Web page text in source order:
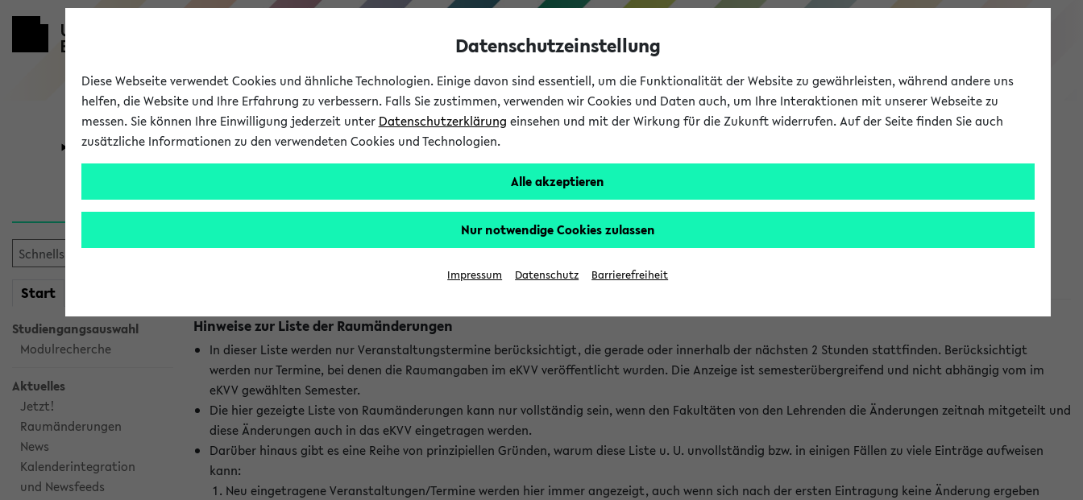
eKVV
Universität Forschung Studium
Start
Studiengangsauswahl
Modulrecherche
Aktuelles
Jetzt!
Raumänderungen
News
Kalenderintegration
und Newsfeeds
Raumänderungen
Hinweise zur Liste der Raumänderungen
In dieser Liste werden nur Veranstaltungstermine berücksichtigt, die gerade oder innerhalb der nächsten 2 Stunden stattfinden. Berücksichtigt
werden nur Termine, bei denen die Raumangaben im eKVV veröffentlicht wurden. Die Anzeige ist semesterübergreifend und nicht abhängig vom im
eKVV gewählten Semester.
Die hier gezeigte Liste von Raumänderungen kann nur vollständig sein, wenn den Fakultäten von den Lehrenden die Änderungen zeitnah mitgeteilt und
diese Änderungen auch in das eKVV eingetragen werden.
Darüber hinaus gibt es eine Reihe von prinzipiellen Gründen, warum diese Liste u. U. unvollständig bzw. in einigen Fällen zu viele Einträge aufweisen
kann:
Neu eingetragene Veranstaltungen/Termine werden hier immer angezeigt, auch wenn sich nach der ersten Eintragung keine Änderung ergeben
Datenschutzeinstellung
Diese Webseite verwendet Cookies und ähnliche Technologien. Einige davon sind essentiell, um die Funktionalität der Website zu gewährleisten, während andere uns
helfen, die Website und Ihre Erfahrung zu verbessern. Falls Sie zustimmen, verwenden wir Cookies und Daten auch, um Ihre Interaktionen mit unserer Webseite zu
messen. Sie können Ihre Einwilligung jederzeit unter Datenschutzerklärung einsehen und mit der Wirkung für die Zukunft widerrufen. Auf der Seite finden Sie auch
zusätzliche Informationen zu den verwendeten Cookies und Technologien.
Alle akzeptieren
Nur notwendige Cookies zulassen
Impressum Datenschutz Barrierefreiheit